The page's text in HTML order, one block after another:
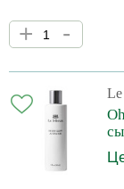
формами
закупоривая
мощных
дополнительные
омолаживающие
кожи без
или склонной к
+ -